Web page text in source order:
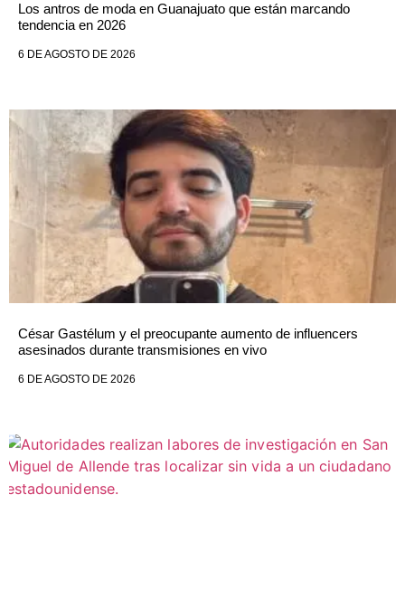
Los antros de moda en Guanajuato que están marcando
tendencia en 2026
6 DE AGOSTO DE 2026
César Gastélum y el preocupante aumento de influencers
asesinados durante transmisiones en vivo
6 DE AGOSTO DE 2026